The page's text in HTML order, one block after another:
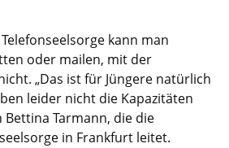
kann man
oder mailen, mit der
„Das ist für Jüngere natürlich
leider nicht die Kapazitäten
Tarmann, die die
in Frankfurt leitet.